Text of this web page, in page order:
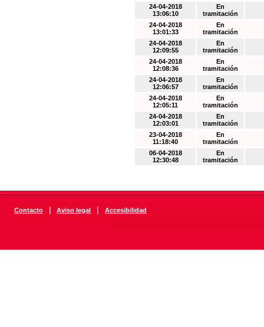
24-04-2018
13:06:10
En
tramitación
24-04-2018
13:01:33
En
tramitación
24-04-2018
12:09:55
En
tramitación
24-04-2018
12:08:36
En
tramitación
24-04-2018
12:06:57
En
tramitación
24-04-2018
12:05:11
En
tramitación
24-04-2018
12:03:01
En
tramitación
23-04-2018
11:18:40
En
tramitación
06-04-2018
12:30:48
En
tramitación
Contacto | Aviso legal | Accesibilidad